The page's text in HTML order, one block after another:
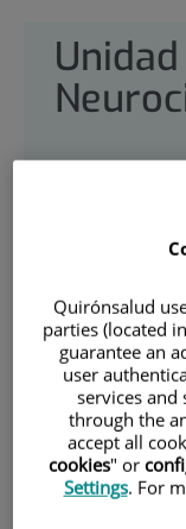
Área de
Área
Quirónsalud
parties (located
guarantee an
user
services and
through the
accept all
cookies" or
Settings. For